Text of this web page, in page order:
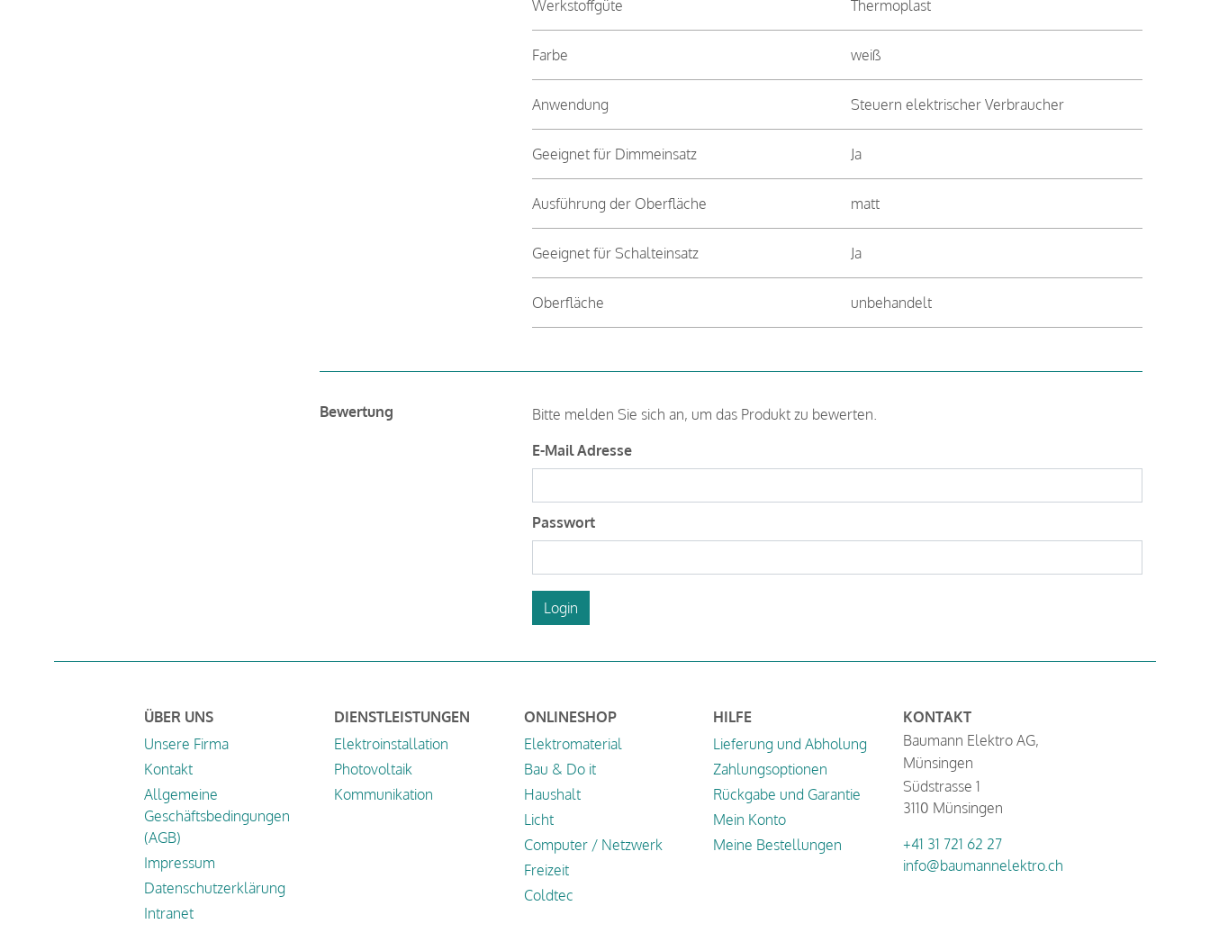
Werkstoffgüte Thermoplast
Farbe weiß
Anwendung Steuern elektrischer Verbraucher
Geeignet für Dimmeinsatz Ja
Ausführung der Oberfläche matt
Geeignet für Schalteinsatz Ja
Oberfläche unbehandelt
Bewertung
Bitte melden Sie sich an, um das Produkt zu bewerten.
E-Mail Adresse
Passwort
Login
ÜBER UNS
Unsere Firma
Kontakt
Allgemeine
Geschäftsbedingungen
(AGB)
Impressum
Datenschutzerklärung
Intranet
DIENSTLEISTUNGEN
Elektroinstallation
Photovoltaik
Kommunikation
ONLINESHOP
Elektromaterial
Bau & Do it
Haushalt
Licht
Computer / Netzwerk
Freizeit
Coldtec
HILFE
Lieferung und Abholung
Zahlungsoptionen
Rückgabe und Garantie
Mein Konto
Meine Bestellungen
KONTAKT
Baumann Elektro AG,
Münsingen
Südstrasse 1
3110 Münsingen
+41 31 721 62 27
info@baumannelektro.ch